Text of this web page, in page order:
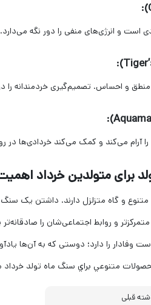
و انرژی‌های منفی را دور نگه می‌دارد.
و احساس. تصمیم‌گیری خردمندانه
را آرام می‌کند و کمک می‌کند خردادی‌ها در
برای متولدین خرداد
و گاه متزلزل دارند. داشتن یک سنگ
و روابط اجتماعی‌شان را
وفادار را دارد؛ دوستی که به آن‌ها
متنوعي براي سنگ ماه تولد
قبلی